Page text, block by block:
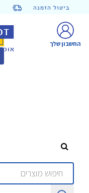
ביטול הזמנה
החשבון שלך